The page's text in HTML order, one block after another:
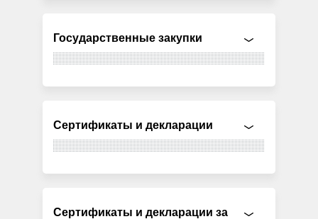
Государственные закупки
Сертификаты и декларации
Сертификаты и декларации за